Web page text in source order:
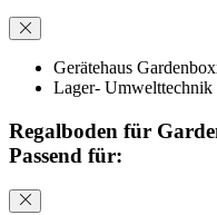
Gerätehaus
Lager- Umwelttechnik
Regalboden für
Passend für: